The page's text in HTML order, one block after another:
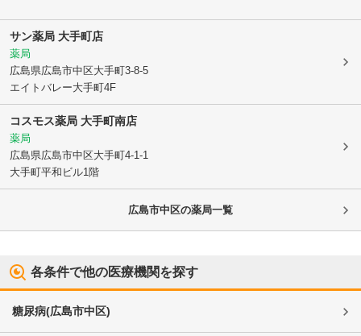
サン薬局 大手町店
薬局
広島県広島市中区大手町3-8-5
エイトバレー大手町4F
コスモス薬局 大手町南店
薬局
広島県広島市中区大手町4-1-1
大手町平和ビル1階
広島市中区の薬局一覧
各条件で他の医療機関を探す
糖尿病(広島市中区)